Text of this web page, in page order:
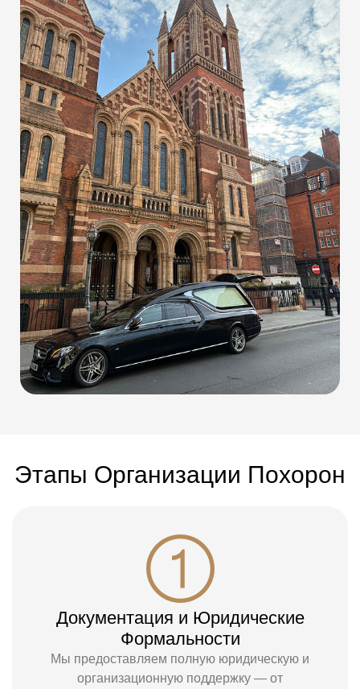
Этапы Организации Похорон
Документация и Юридические
Формальности
Мы предоставляем полную юридическую и
организационную поддержку — от